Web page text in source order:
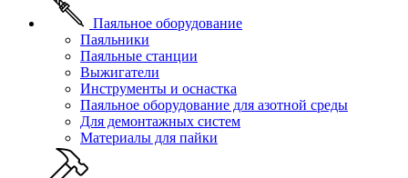
Паяльное оборудование
Паяльники
Паяльные станции
Выжигатели
Инструменты и оснастка
Паяльное оборудование для азотной среды
Для демонтажных систем
Материалы для пайки